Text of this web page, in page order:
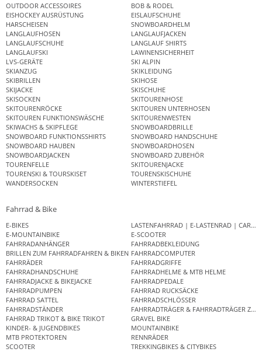
OUTDOOR ACCESSOIRES
BOB & RODEL
EISHOCKEY AUSRÜSTUNG
EISLAUFSCHUHE
HARSCHEISEN
SNOWBOARDHELM
LANGLAUFHOSEN
LANGLAUFJACKEN
LANGLAUFSCHUHE
LANGLAUF SHIRTS
LANGLAUFSKI
LAWINENSICHERHEIT
LVS-GERÄTE
SKI ALPIN
SKIANZUG
SKIKLEIDUNG
SKIBRILLEN
SKIHOSE
SKIJACKE
SKISCHUHE
SKISOCKEN
SKITOURENHOSE
SKITOURENRÖCKE
SKITOUREN UNTERHOSEN
SKITOUREN FUNKTIONSWÄSCHE
SKITOURENWESTEN
SKIWACHS & SKIPFLEGE
SNOWBOARDBRILLE
SNOWBOARD FUNKTIONSSHIRTS
SNOWBOARD HANDSCHUHE
SNOWBOARD HAUBEN
SNOWBOARDHOSEN
SNOWBOARDJACKEN
SNOWBOARD ZUBEHÖR
TOURENFELLE
SKITOURENJACKE
TOURENSKI & TOURSKISET
TOURENSKISCHUHE
WANDERSOCKEN
WINTERSTIEFEL
Fahrrad & Bike
E-BIKES
LASTENFAHRRAD | E-LASTENRAD |
E-MOUNTAINBIKE
E-SCOOTER
FAHRRADANHÄNGER
FAHRRADBEKLEIDUNG
BRILLEN ZUM FAHRRADFAHREN & BIKEN FAHRRADCOMPUTER
FAHRRÄDER
FAHRRADGRIFFE
FAHRRADHANDSCHUHE
FAHRRADHELME & MTB HELME
FAHRRADJACKE & BIKEJACKE
FAHRRADPEDALE
FAHRRADPUMPEN
FAHRRAD RUCKSÄCKE
FAHRRAD SATTEL
FAHRRADSCHLÖSSER
FAHRRADSTÄNDER
FAHRRADTRÄGER & FAHRRADTRÄGER
FAHRRAD TRIKOT & BIKE TRIKOT
GRAVEL BIKE
KINDER- & JUGENDBIKES
MOUNTAINBIKE
MTB PROTEKTOREN
RENNRÄDER
SCOOTER
TREKKINGBIKES & CITYBIKES